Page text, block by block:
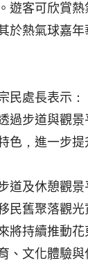
遊客可欣賞
於熱氣球嘉
民處長表示
過步道與觀
色，進一步
道及休憩觀
民舊聚落觀
將持續推動
、文化體驗